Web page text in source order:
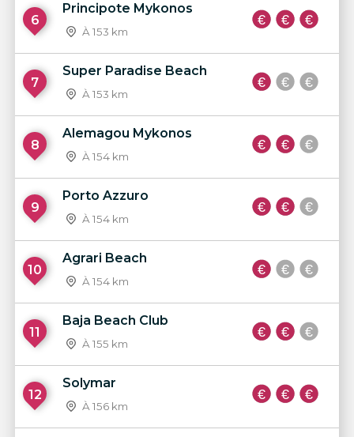
6
Principote Mykonos
À 153 km
7
Super Paradise Beach
À 153 km
8
Alemagou Mykonos
À 154 km
9
Porto Azzuro
À 154 km
10
Agrari Beach
À 154 km
11
Baja Beach Club
À 155 km
12
Solymar
À 156 km